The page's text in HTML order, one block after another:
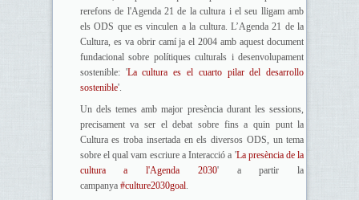
rerefons de l'Agenda 21 de la cultura i el seu lligam amb
els ODS que es vinculen a la cultura. L’Agenda 21 de la
Cultura, es va obrir camí ja el 2004 amb aquest document
fundacional sobre polítiques culturals i desenvolupament
sostenible: 'La cultura es el cuarto pilar del desarrollo
sostenible'.
Un dels temes amb major presència durant les sessions,
precisament va ser el debat sobre fins a quin punt la
Cultura es troba insertada en els diversos ODS, un tema
sobre el qual vam escriure a Interacció a 'La presència de la
cultura a l'Agenda 2030' a partir la
campanya #culture2030goal.